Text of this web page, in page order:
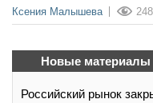
Ксения Малышева 248
Новые материалы
Российский рынок